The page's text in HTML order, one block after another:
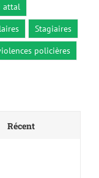
attal
Stagiaires
policières
Récent